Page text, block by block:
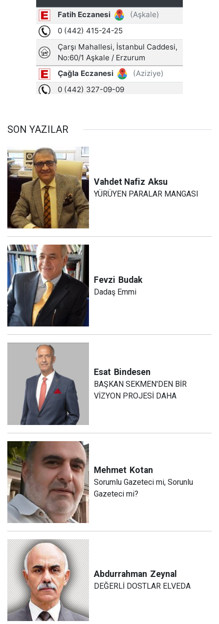
SON YAZILAR
Vahdet Nafiz Aksu
YÜRÜYEN PARALAR MANGASI
Fevzi Budak
Dadaş Emmi
Esat Bindesen
BAŞKAN SEKMEN'DEN BİR
VİZYON PROJESİ DAHA
Mehmet Kotan
Sorumlu Gazeteci mi, Sorunlu
Gazeteci mi?
Abdurrahman Zeynal
DEĞERLİ DOSTLAR ELVEDA